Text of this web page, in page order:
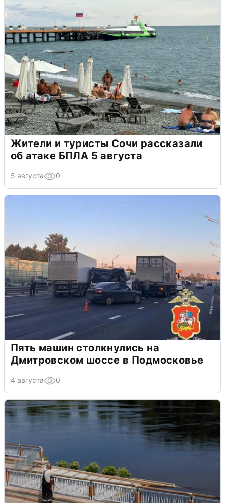
Жители и туристы Сочи рассказали
об атаке БПЛА 5 августа
5 августа 0
Пять машин столкнулись на
Дмитровском шоссе в Подмосковье
4 августа 0